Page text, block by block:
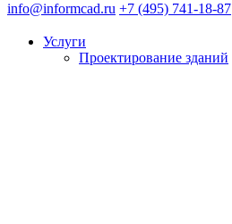
info@informcad.ru +7 (495) 741-18-87
Услуги
Проектирование зданий